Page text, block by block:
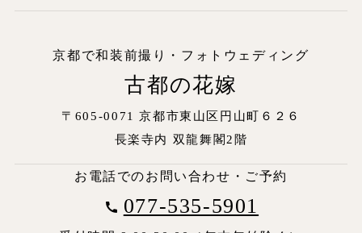
京都で和装前撮り・フォトウェディング
古都の花嫁
〒605-0071 京都市東山区円山町６２６
長楽寺内 双龍舞閣2階
お電話でのお問い合わせ・ご予約
077-535-5901